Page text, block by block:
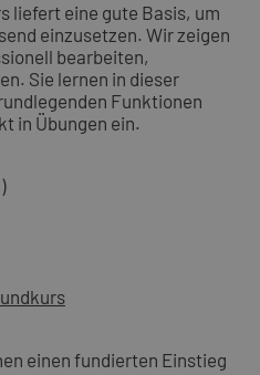
liefert eine gute Basis, um
einzusetzen. Wir zeigen
bearbeiten,
Sie lernen in dieser
Funktionen
in Übungen ein.
einen fundierten Einstieg